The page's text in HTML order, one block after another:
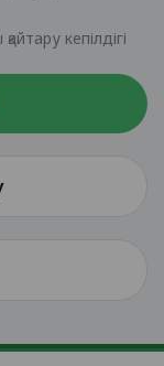
кепілдігі